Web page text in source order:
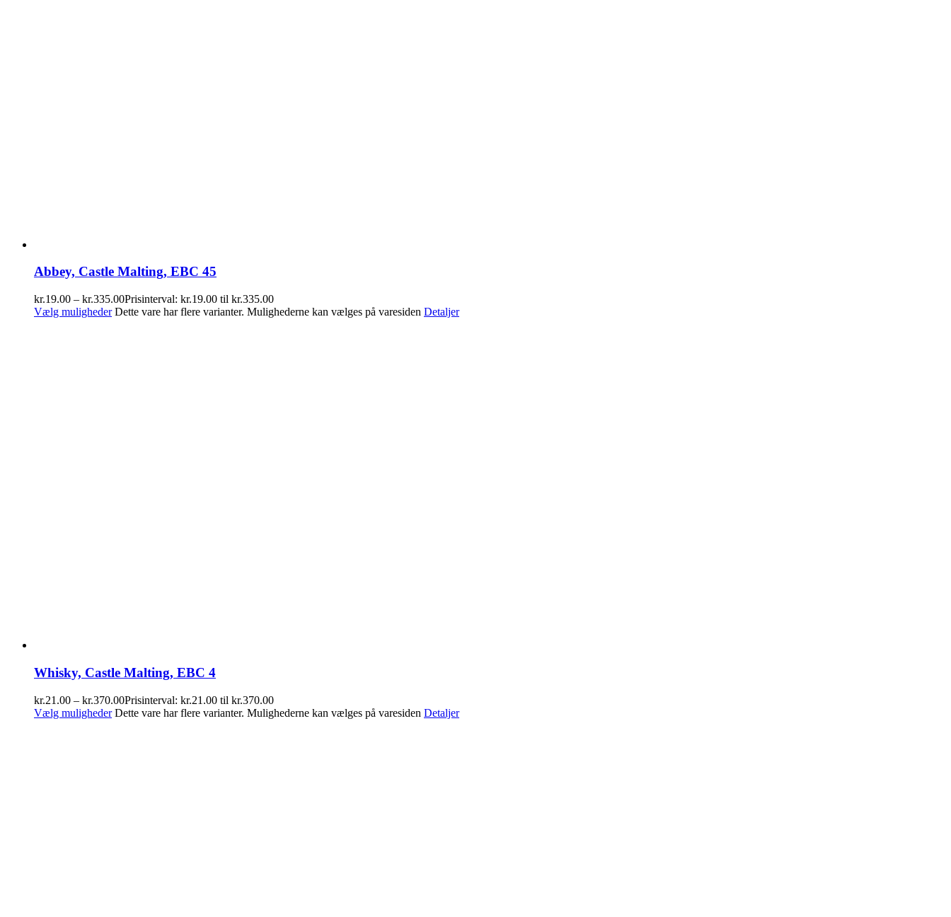
Abbey, Castle Malting, EBC 45
kr.19.00 – kr.335.00Prisinterval: kr.19.00 til kr.335.00
Vælg muligheder Dette vare har flere varianter. Mulighederne kan vælges på varesiden Detaljer
Whisky, Castle Malting, EBC 4
kr.21.00 – kr.370.00Prisinterval: kr.21.00 til kr.370.00
Vælg muligheder Dette vare har flere varianter. Mulighederne kan vælges på varesiden Detaljer